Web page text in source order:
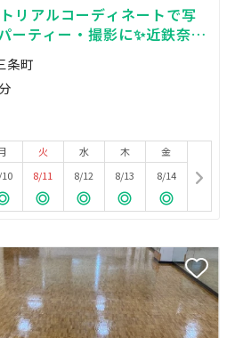
リアルコーディネートで写
ーティー・撮影に✨近鉄奈良
条町
火
8/11
水
8/12
木
8/13
金
8/14